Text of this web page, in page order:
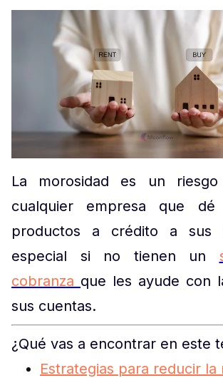
La morosidad es un riesgo
cualquier empresa que dé
productos a crédito a sus
especial si no tienen un
cobranza que les ayude con
sus cuentas.
¿Qué vas a encontrar en este
Estrategias para reducir la